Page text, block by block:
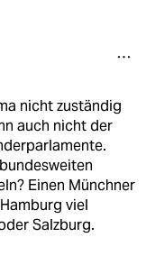
nicht zuständig
auch nicht der
Einen Münchner
viel
Salzburg.